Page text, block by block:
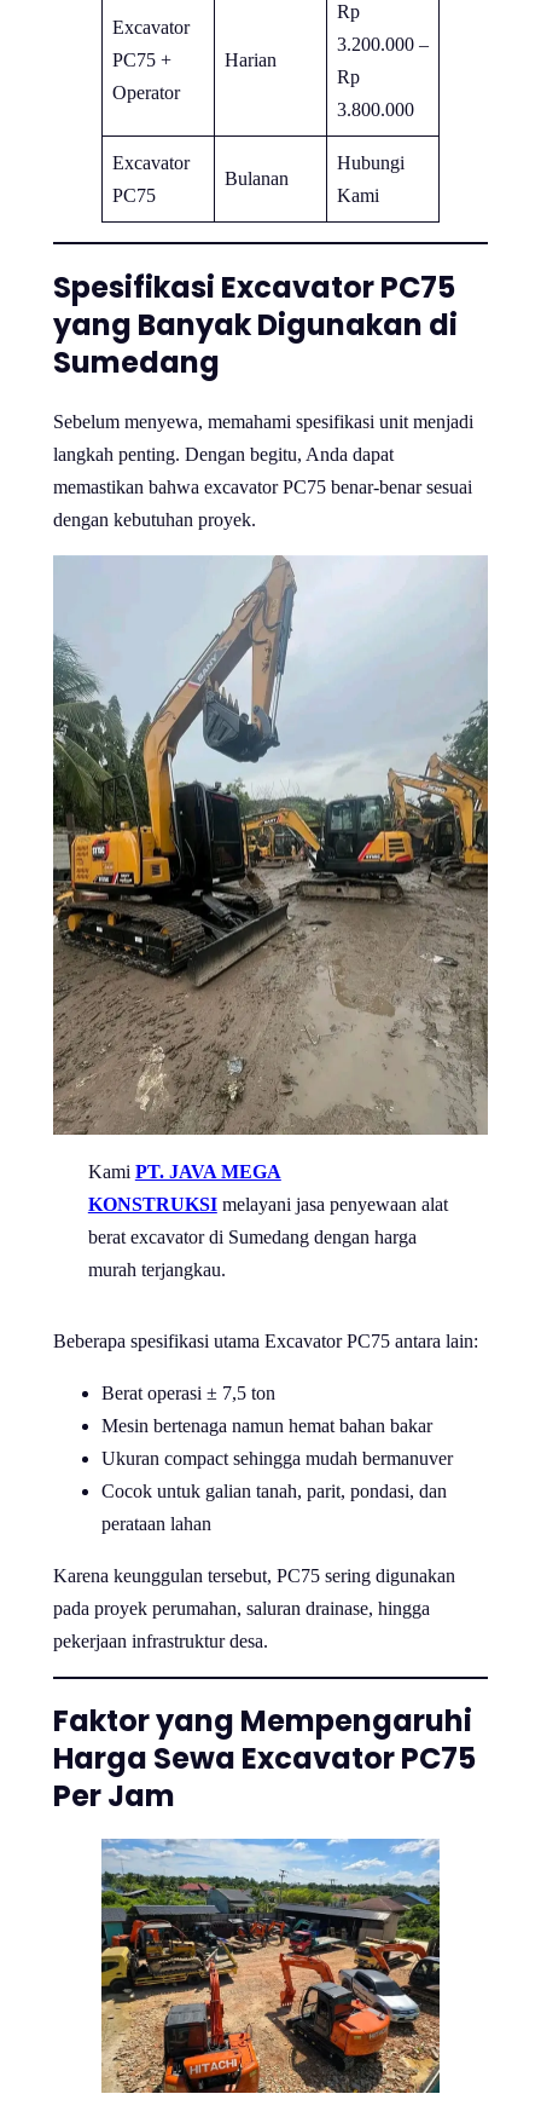
Excavator
PC75 +
Operator
Harian
Rp
3.200.000 –
Rp
3.800.000
Excavator
PC75
Bulanan
Hubungi
Kami
Spesifikasi Excavator PC75
yang Banyak Digunakan di
Sumedang
Sebelum menyewa, memahami spesifikasi unit menjadi
langkah penting. Dengan begitu, Anda dapat
memastikan bahwa excavator PC75 benar-benar sesuai
dengan kebutuhan proyek.
Kami PT. JAVA MEGA
KONSTRUKSImelayani jasa penyewaan alat
berat excavator di Sumedang dengan harga
murah terjangkau.
Beberapa spesifikasi utama Excavator PC75 antara lain:
Berat operasi ± 7,5 ton
Mesin bertenaga namun hemat bahan bakar
Ukuran compact sehingga mudah bermanuver
Cocok untuk galian tanah, parit, pondasi, dan
perataan lahan
Karena keunggulan tersebut, PC75 sering digunakan
pada proyek perumahan, saluran drainase, hingga
pekerjaan infrastruktur desa.
Faktor yang Mempengaruhi
Harga Sewa Excavator PC75
Per Jam